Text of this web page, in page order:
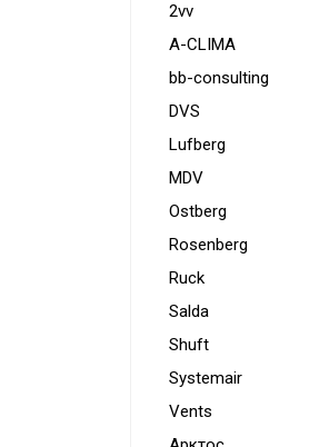
Электрокамины
Тепловые пушки
Тепловые завесы
Уличные обогреватели
Чаши для костра
Сушилки для рук
Осушители воздуха
2vv
A-CLIMA
bb-consulting
DVS
Lufberg
MDV
Ostberg
Rosenberg
Ruck
Salda
Shuft
Systemair
Vents